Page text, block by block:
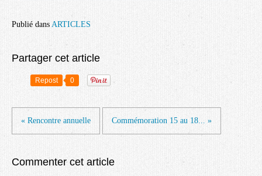
Publié dans ARTICLES
Partager cet article
Repost 0
« Rencontre annuelle Commémoration 15 au 18... »
Commenter cet article